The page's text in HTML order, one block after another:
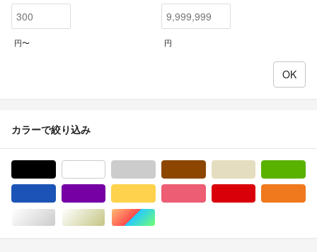
円〜 円
カラーで絞り込み
シルバー/銀色系ゴールド/金色系マルチカラー